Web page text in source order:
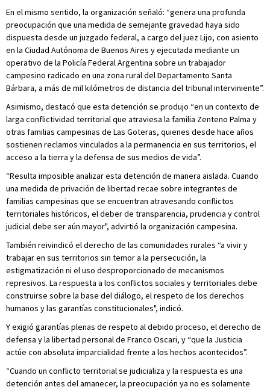
En el mismo sentido, la organización señaló: “genera una profunda
preocupación que una medida de semejante gravedad haya sido
dispuesta desde un juzgado federal, a cargo del juez Lijo, con asiento
en la Ciudad Autónoma de Buenos Aires y ejecutada mediante un
operativo de la Policía Federal Argentina sobre un trabajador
campesino radicado en una zona rural del Departamento Santa
Bárbara, a más de mil kilómetros de distancia del tribunal interviniente”.
Asimismo, destacó que esta detención se produjo “en un contexto de
larga conflictividad territorial que atraviesa la familia Zenteno Palma y
otras familias campesinas de Las Goteras, quienes desde hace años
sostienen reclamos vinculados a la permanencia en sus territorios, el
acceso a la tierra y la defensa de sus medios de vida”.
“Resulta imposible analizar esta detención de manera aislada. Cuando
una medida de privación de libertad recae sobre integrantes de
familias campesinas que se encuentran atravesando conflictos
territoriales históricos, el deber de transparencia, prudencia y control
judicial debe ser aún mayor", advirtió la organización campesina.
También reivindicó el derecho de las comunidades rurales “a vivir y
trabajar en sus territorios sin temor a la persecución, la
estigmatización ni el uso desproporcionado de mecanismos
represivos. La respuesta a los conflictos sociales y territoriales debe
construirse sobre la base del diálogo, el respeto de los derechos
humanos y las garantías constitucionales", indicó.
Y exigió garantías plenas de respeto al debido proceso, el derecho de
defensa y la libertad personal de Franco Oscari, y “que la Justicia
actúe con absoluta imparcialidad frente a los hechos acontecidos”.
“Cuando un conflicto territorial se judicializa y la respuesta es una
detención antes del amanecer, la preocupación ya no es solamente